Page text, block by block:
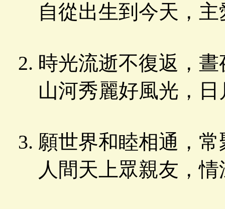
自從出生到今天，
時光流逝不復返，
山河秀麗好風光，
願世界和睦相通，
人間天上眾親友，